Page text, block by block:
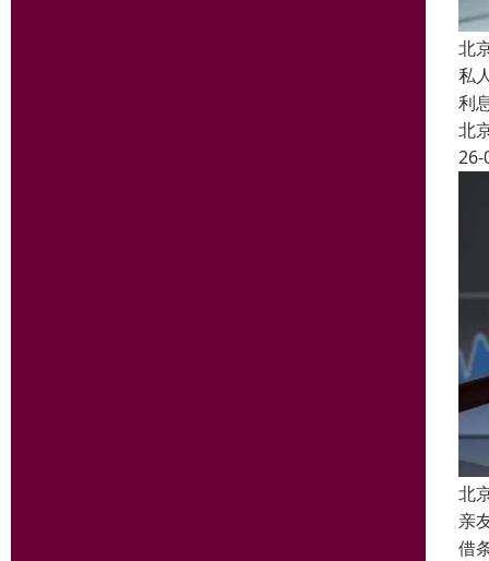
北
私
利
北
26-
北
亲
借